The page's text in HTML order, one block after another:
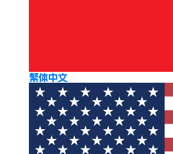
繁体中文